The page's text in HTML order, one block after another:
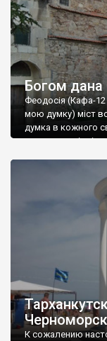
Богом дана
Феодосія (Кафа-12
мою думку) міст
думка в кожного
запрошую
К сожалению